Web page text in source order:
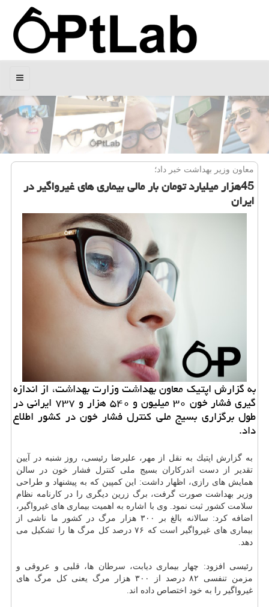
منو
معاون وزیر بهداشت خبر داد؛
45هزار میلیارد تومان بار مالی بیماری های غیرواگیر در
ایران
به گزارش اپتیك معاون بهداشت وزارت بهداشت، از اندازه
گیری فشار خون ۳۰ میلیون و ۵۴۰ هزار و ۷۳۷ ایرانی در
طول برگزاری بسیج ملی كنترل فشار خون در كشور اطلاع
داد.
به گزارش اپتیك به نقل از مهر، علیرضا رئیسی، روز شنبه در آیین
تقدیر از دست اندركاران بسیج ملی كنترل فشار خون در سالن
همایش های رازی، اظهار داشت: این كمپین كه به پیشنهاد و طراحی
وزیر بهداشت صورت گرفت، برگ زرین دیگری را در كارنامه نظام
سلامت كشور ثبت نمود. وی با اشاره به اهمیت بیماری های غیرواگیر،
اضافه كرد: سالانه بالغ بر ۳۰۰ هزار مرگ در كشور ما ناشی از
بیماری های غیرواگیر است كه ۷۶ درصد كل مرگ ها را تشكیل می
دهد.
رئیسی افزود: چهار بیماری دیابت، سرطان ها، قلبی و عروقی و
مزمن تنفسی ۸۲ درصد از ۳۰۰ هزار مرگ یعنی كل مرگ های
غیرواگیر را به خود اختصاص داده اند.